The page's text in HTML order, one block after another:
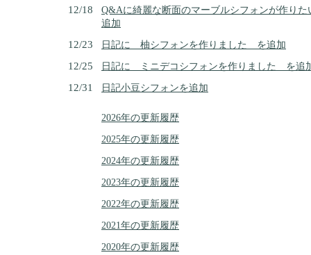
12/18
Q&Aに綺麗な断面のマーブルシフォンが作りた
追加
12/23 日記に 柚シフォンを作りました を追加
12/25 日記に ミニデコシフォンを作りました を追
12/31 日記小豆シフォンを追加
2026年の更新履歴
2025年の更新履歴
2024年の更新履歴
2023年の更新履歴
2022年の更新履歴
2021年の更新履歴
2020年の更新履歴